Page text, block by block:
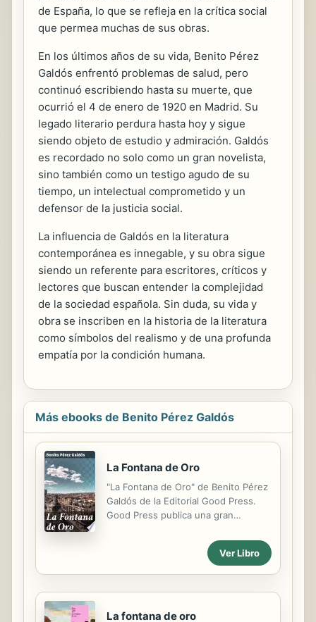
de España, lo que se refleja en la crítica social
que permea muchas de sus obras.
En los últimos años de su vida, Benito Pérez
Galdós enfrentó problemas de salud, pero
continuó escribiendo hasta su muerte, que
ocurrió el 4 de enero de 1920 en Madrid. Su
legado literario perdura hasta hoy y sigue
siendo objeto de estudio y admiración. Galdós
es recordado no solo como un gran novelista,
sino también como un testigo agudo de su
tiempo, un intelectual comprometido y un
defensor de la justicia social.
La influencia de Galdós en la literatura
contemporánea es innegable, y su obra sigue
siendo un referente para escritores, críticos y
lectores que buscan entender la complejidad
de la sociedad española. Sin duda, su vida y
obra se inscriben en la historia de la literatura
como símbolos del realismo y de una profunda
empatía por la condición humana.
Más ebooks de Benito Pérez Galdós
La Fontana de Oro
"La Fontana de Oro" de Benito Pérez
Galdós de la Editorial Good Press.
Good Press publica una gran
los géneros. Van desde los títulos
clásicos famosos, novelas, textos
universal. Editorial Good Press
Ver Libro
La fontana de oro